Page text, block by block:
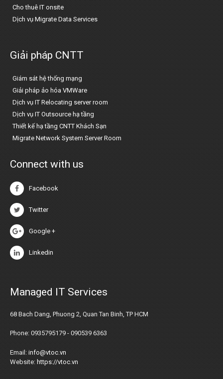
Cho thuê IT onsite
Dịch vụ Migrate Data Services
Giải pháp CNTT
Giám sát hệ thống mạng
Giải pháp ảo hóa VMWare
Dịch vụ IT Relocating server room
Dịch vụ IT Outsource hạ tầng
Thiết kế hạ tầng CNTT Khách Sạn
Migrate Network System Server Room
Connect with us
Facebook
Twitter
Google +
Linkedin
Managed IT Services
68 Bach Dang, Phuong 2, Quan Tan Binh, TP HCM
Phone: 0935795179 - 090539 6363
Email: info@vtoc.vn
Website: https://vtoc.vn